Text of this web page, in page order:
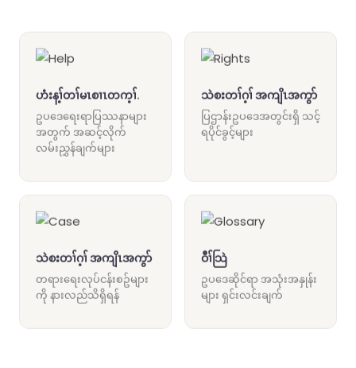
ဟံးန့ၢ်တၢ်မၤစၢၤတက့ၢ်.
ဥပဒေရေးရာပြဿနာများ
အတွက် အဆင့်လိုက်
လမ်းညွှန်ချက်များ
သဲစးတၢ်ဂ့ၢ် အကျိၤအကွာ်
ပြဌာန်းဥပဒေအတွင်းရှိ သင့်
ရပိုင်ခွင့်များ
သဲစးတၢ်ဂ့ၢ် အကျိၤအကွာ်
တရားရေးလုပ်ငန်းစဥ်များ
ကို နားလည်သိရှိရန်
ဝီၢ်သြဲ
ဥပဒေဆိုင်ရာ အသုံးအနှုန်း
များ ရှင်းလင်းချက်